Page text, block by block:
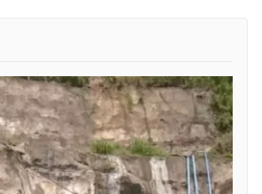
Vươn mình bằng AI
VTV8
English